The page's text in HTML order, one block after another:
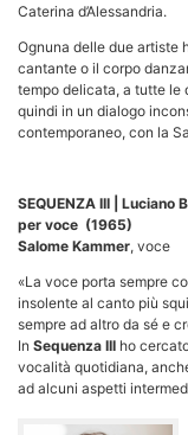
Caterina d’Alessandria.
Ognuna delle due artiste
cantante o il corpo
tempo delicata, a tutte le
quindi in un dialogo
contemporaneo, con la
SEQUENZA III | Luciano
per voce (1965)
Salome Kammer, voce
«La voce porta sempre
insolente al canto più
sempre ad altro da sé e
In Sequenza III ho
vocalità quotidiana,
ad alcuni aspetti